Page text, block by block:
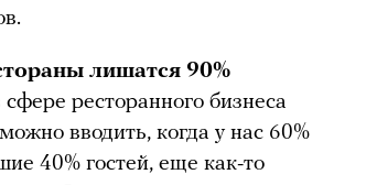
лишатся 90%
ресторанного бизнеса
вводить, когда у нас 60%
40% гостей, еще как-то